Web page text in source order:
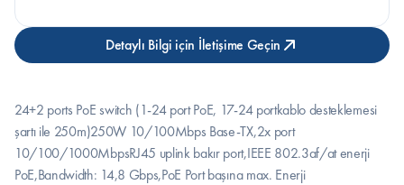
Detaylı Bilgi için İletişime Geçin
24+2 ports PoE switch (1-24 port PoE, 17-24 portkablo desteklemesi
şartı ile 250m)250W 10/100Mbps Base-TX,2x port
10/100/1000MbpsRJ45 uplink bakır port,IEEE 802.3af/at enerji
PoE,Bandwidth: 14,8 Gbps,PoE Port başına max. Enerji